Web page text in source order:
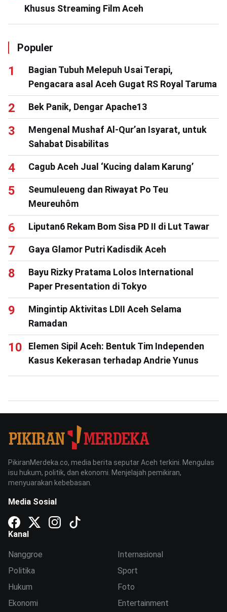
Khusus Streaming Film Aceh
Populer
Bagian Tubuh Melepuh Usai Terapi,
Pengacara asal Aceh Gugat RS Royal Taruma
Bek Panik, Dengar Apache13
Mengenal Mushaf Al-Qur’an Isyarat, untuk
Sahabat Disabilitas
Cagub Aceh Jual ‘Kucing dalam Karung’
Seumuleueng dan Riwayat Po Teu
Meureuhôm
Liputan6 Rekam Bom Sisa PD II di Lut Tawar
Gaya Glamor Putri Kadisdik Aceh
Bayu Rizky Pratama Lolos International
Paper Presentation di Tokyo
Mingintip Aktivitas LDII Aceh Selama
Ramadan
Elemen Sipil Aceh: Bentuk Tim Independen
Kasus Kekerasan terhadap Andrie Yunus
PikiranMerdeka.co, media berita seputar Aceh terkini. Mengulas
isu hukum, politik, dan ekonomi. Menjelajah pemikiran,
menyuarakan kebebasan.
Media Sosial
Kanal
Nanggroe
Politika
Hukum
Ekonomi
Internasional
Sport
Foto
Entertainment